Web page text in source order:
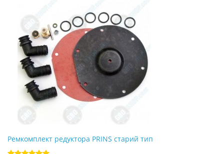
Ремкомплект редуктора PRINS старий тип